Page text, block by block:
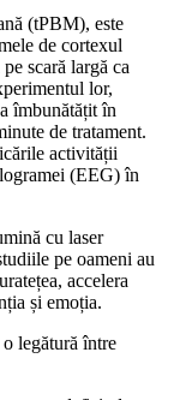
(tPBM), este
de cortexul
scară largă ca
lor,
îmbunătățit în
de tratament.
activității
(EEG) în
cu laser
pe oameni au
accelera
și emoția.
legătură între